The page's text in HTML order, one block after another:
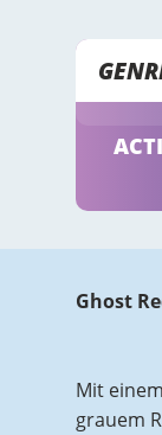
Ghost
Mit
grauem